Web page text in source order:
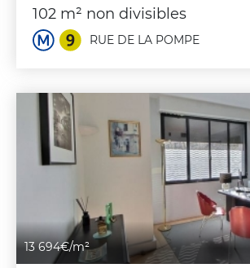
102 m² non divisibles
RUE DE LA POMPE
13 694€/m²